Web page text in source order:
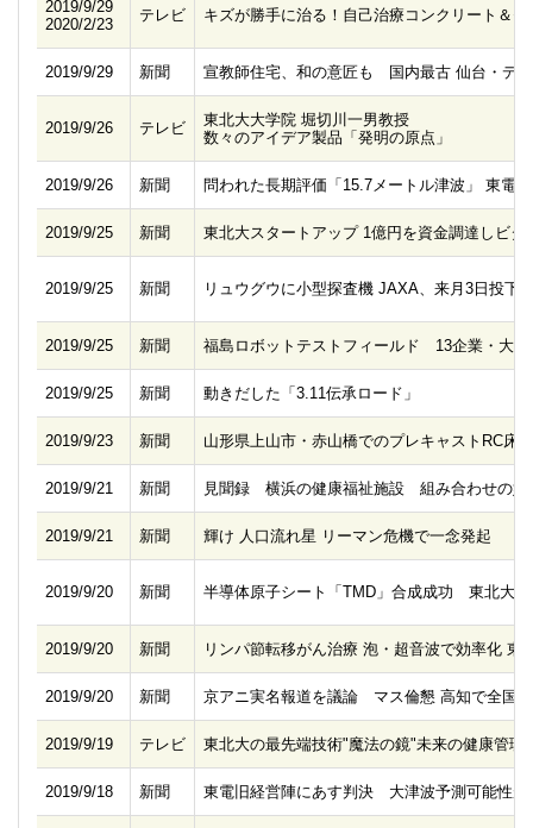
2019/9/29
2020/2/23
テレビ キズが勝手に治る！自己治療コンクリート＆セ
2019/9/29 新聞 宣教師住宅、和の意匠も 国内最古 仙台・デ
2019/9/26 テレビ
東北大大学院 堀切川一男教授
数々のアイデア製品「発明の原点」
2019/9/26 新聞 問われた長期評価「15.7メートル津波」 東電
2019/9/25 新聞 東北大スタートアップ 1億円を資金調達しビタ
2019/9/25 新聞 リュウグウに小型探査機 JAXA、来月3日投下
2019/9/25 新聞 福島ロボットテストフィールド 13企業・大学
2019/9/25 新聞 動きだした「3.11伝承ロード」
2019/9/23 新聞 山形県上山市・赤山橋でのプレキャストRC床
2019/9/21 新聞 見聞録 横浜の健康福祉施設 組み合わせの妙
2019/9/21 新聞 輝け 人口流れ星 リーマン危機で一念発起
2019/9/20 新聞 半導体原子シート「TMD」合成成功 東北大が
2019/9/20 新聞 リンパ節転移がん治療 泡・超音波で効率化 東
2019/9/20 新聞 京アニ実名報道を議論 マス倫懇 高知で全国
2019/9/19 テレビ 東北大の最先端技術"魔法の鏡"未来の健康管理
2019/9/18 新聞 東電旧経営陣にあす判決 大津波予測可能性が